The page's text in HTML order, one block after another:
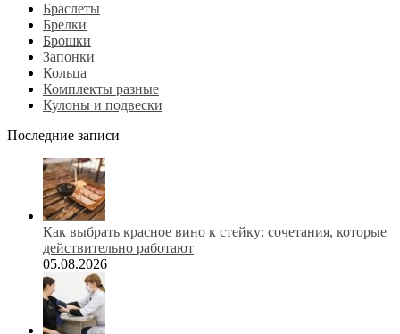
Браслеты
Брелки
Брошки
Запонки
Кольца
Комплекты разные
Кулоны и подвески
Последние записи
Как выбрать красное вино к стейку: сочетания, которые
действительно работают
05.08.2026